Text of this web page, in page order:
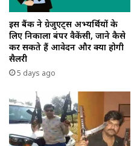
इस बैंक ने ग्रेजुएट्स अभ्यर्थियों के
लिए निकाला बंपर वैकेंसी, जाने कैसे
कर सकते हैं आवेदन और क्या होगी
सैलरी
5 days ago